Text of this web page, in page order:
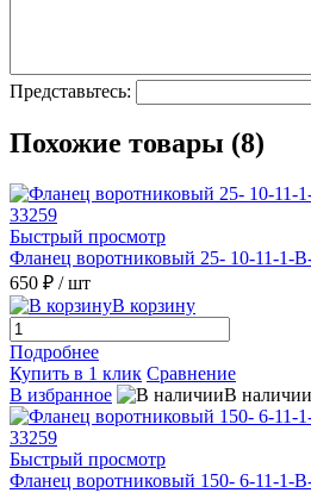
Представьтесь:
Похожие товары (8)
Быстрый просмотр
Фланец воротниковый 25- 10-11-
650 ₽ / шт
В корзину
Подробнее
Купить в 1 клик Сравнение
В избранное
В наличии
Быстрый просмотр
Фланец воротниковый 150- 6-11-